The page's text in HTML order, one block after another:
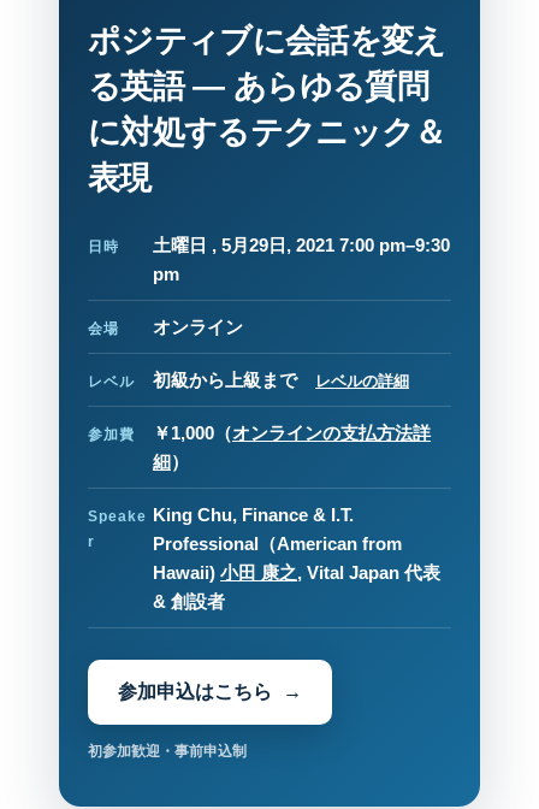
ポジティブに会話を変え
る英語 ― あらゆる質問
に対処するテクニック＆
表現
日時
土曜日 , 5月29日, 2021 7:00 pm–9:30
pm
会場 オンライン
レベル 初級から上級まで レベルの詳細
参加費 ￥1,000 （オンラインの支払方法詳
細）
Speake
r
King Chu, Finance & I.T.
Professional（American from
Hawaii) 小田 康之, Vital Japan 代表
& 創設者
参加申込はこちら
初参加歓迎・事前申込制